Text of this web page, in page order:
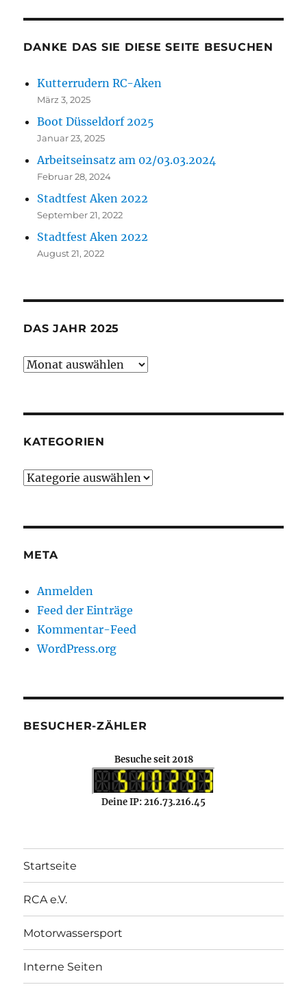
DANKE DAS SIE DIESE SEITE BESUCHEN
Kutterrudern RC-Aken
März 3, 2025
Boot Düsseldorf 2025
Januar 23, 2025
Arbeitseinsatz am 02/03.03.2024
Februar 28, 2024
Stadtfest Aken 2022
September 21, 2022
Stadtfest Aken 2022
August 21, 2022
DAS JAHR 2025
Das
KATEGORIEN
Kategorien
META
Anmelden
Feed der Einträge
Kommentar-Feed
WordPress.org
BESUCHER-ZÄHLER
Besuche seit 2018
Deine IP: 216.73.216.45
Startseite
RCA e.V.
Motorwassersport
Interne Seiten